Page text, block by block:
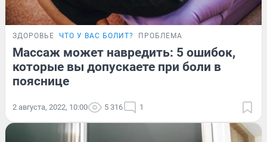
ЗДОРОВЬЕ ЧТО У ВАС БОЛИТ? ПРОБЛЕМА
Массаж может навредить: 5 ошибок,
которые вы допускаете при боли в
пояснице
2 августа, 2022, 10:00 5 316 1